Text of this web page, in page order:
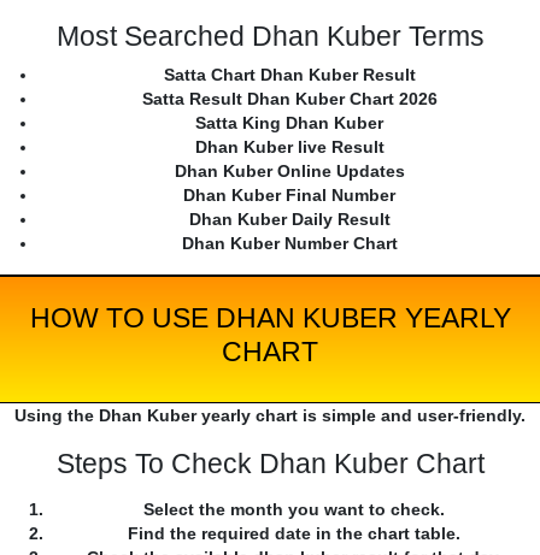
Most Searched Dhan Kuber Terms
Satta Chart Dhan Kuber Result
Satta Result Dhan Kuber Chart 2026
Satta King Dhan Kuber
Dhan Kuber live Result
Dhan Kuber Online Updates
Dhan Kuber Final Number
Dhan Kuber Daily Result
Dhan Kuber Number Chart
HOW TO USE DHAN KUBER YEARLY
CHART
Using the Dhan Kuber yearly chart is simple and user-friendly.
Steps To Check Dhan Kuber Chart
Select the month you want to check.
Find the required date in the chart table.